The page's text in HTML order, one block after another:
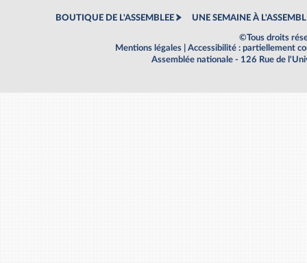
BOUTIQUE DE L'ASSEMBLEE UNE SEMAINE À
©Tous droits
Mentions légales
Accessibilité : partiellement
Assemblée nationale - 126 Rue de